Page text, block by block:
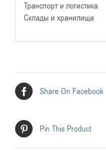
Транспорт и логистика
Склады и хранилища
Share On Facebook
Pin This Product